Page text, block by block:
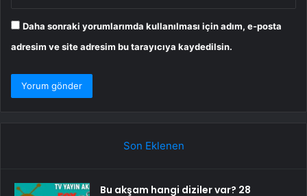
Daha sonraki yorumlarımda kullanılması için adım, e-posta
adresim ve site adresim bu tarayıcıya kaydedilsin.
Son Eklenen
Bu akşam hangi diziler var? 28